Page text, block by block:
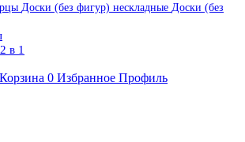
Доски (без фигур) нескладные Доски (без
в 1
Корзина 0 Избранное Профиль